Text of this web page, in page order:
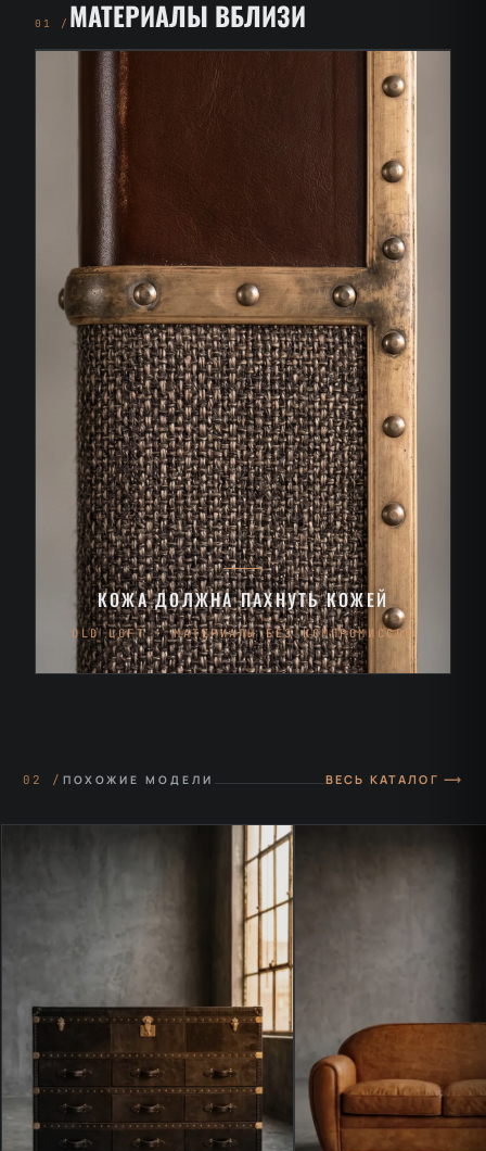
01 / МАТЕРИАЛЫ ВБЛИЗИ
КОЖА ДОЛЖНА ПАХНУТЬ КОЖЕЙ
OLD LOFT · МАТЕРИАЛЫ БЕЗ КОМПРОМИССОВ
02 / ПОХОЖИЕ МОДЕЛИ ВЕСЬ КАТАЛОГ ⟶